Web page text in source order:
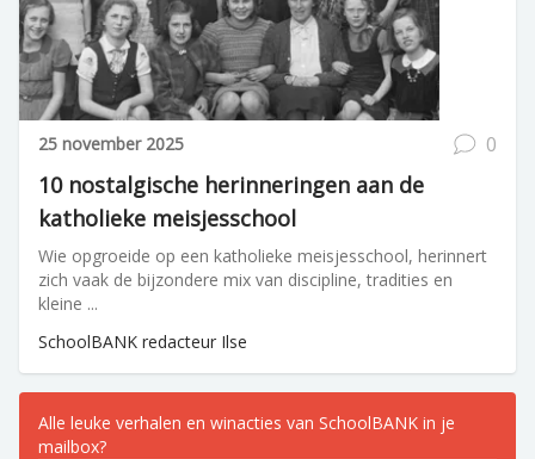
25 november 2025 0
10 nostalgische herinneringen aan de
katholieke meisjesschool
Wie opgroeide op een katholieke meisjesschool, herinnert
zich vaak de bijzondere mix van discipline, tradities en
kleine ...
SchoolBANK redacteur Ilse
Alle leuke verhalen en winacties van SchoolBANK in je
mailbox?